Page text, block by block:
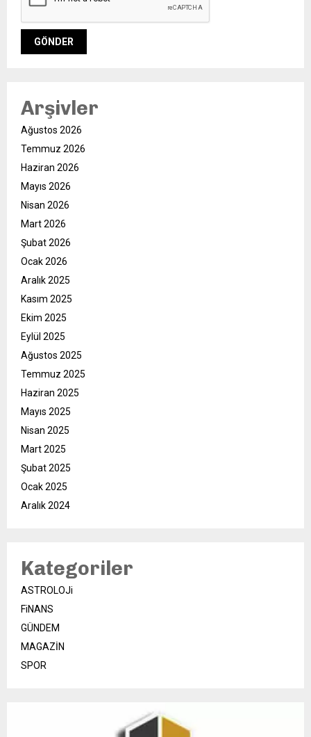
Arşivler
Ağustos 2026
Temmuz 2026
Haziran 2026
Mayıs 2026
Nisan 2026
Mart 2026
Şubat 2026
Ocak 2026
Aralık 2025
Kasım 2025
Ekim 2025
Eylül 2025
Ağustos 2025
Temmuz 2025
Haziran 2025
Mayıs 2025
Nisan 2025
Mart 2025
Şubat 2025
Ocak 2025
Aralık 2024
Kategoriler
ASTROLOJi
FiNANS
GÜNDEM
MAGAZİN
SPOR